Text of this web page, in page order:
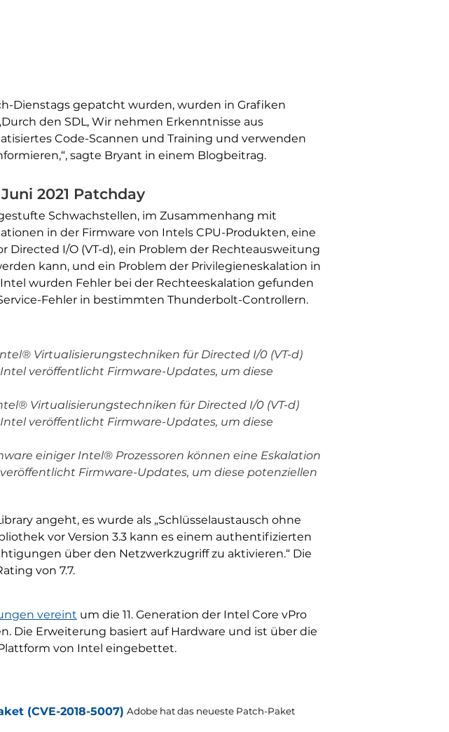
Dienstags gepatcht wurden, wurden in Grafiken
den SDL, Wir nehmen Erkenntnisse aus
Code-Scannen und Training und verwenden
sagte Bryant in einem Blogbeitrag.
2021 Patchday
Schwachstellen, im Zusammenhang mit
in der Firmware von Intels CPU-Produkten, eine
I/O (VT-d), ein Problem der Rechteausweitung
kann, und ein Problem der Privilegieneskalation in
wurden Fehler bei der Rechteeskalation gefunden
Fehler in bestimmten Thunderbolt-Controllern.
Virtualisierungstechniken für Directed I/0 (VT-d)
veröffentlicht Firmware-Updates, um diese
Virtualisierungstechniken für Directed I/0 (VT-d)
veröffentlicht Firmware-Updates, um diese
einiger Intel® Prozessoren können eine Eskalation
Firmware-Updates, um diese potenziellen
angeht, es wurde als „Schlüsselaustausch ohne
vor Version 3.3 kann es einem authentifizierten
über den Netzwerkzugriff zu aktivieren.“ Die
von 7.7.
vereint um die 11. Generation der Intel Core vPro
Die Erweiterung basiert auf Hardware und ist über die
von Intel eingebettet.
(CVE-2018-5007) Adobe hat das neueste Patch-Paket